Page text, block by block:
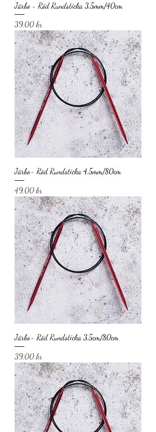
Järbo - Röd Rundsticka 3,5mm/40cm
Pris
39,00 kr
Järbo- Röd Rundsticka 4,5mm/80cm
Pris
49,00 kr
Järbo- Röd Rundsticka 3,5cm/80cm
Pris
39,00 kr